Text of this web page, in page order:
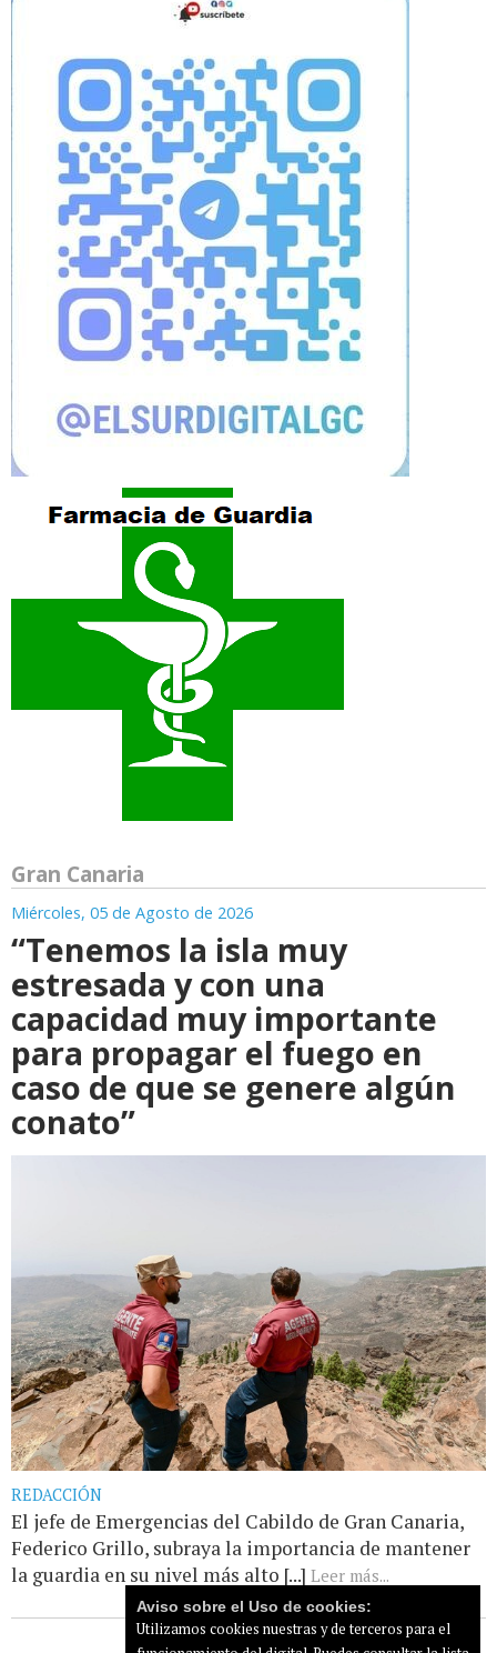
Gran Canaria
Miércoles, 05 de Agosto de 2026
“Tenemos la isla muy
estresada y con una
capacidad muy importante
para propagar el fuego en
caso de que se genere algún
conato”
REDACCIÓN
El jefe de Emergencias del Cabildo de Gran Canaria,
Federico Grillo, subraya la importancia de mantener
la guardia en su nivel más alto [...] Leer más...
Aviso sobre el Uso de cookies:
Utilizamos cookies nuestras y de terceros para el